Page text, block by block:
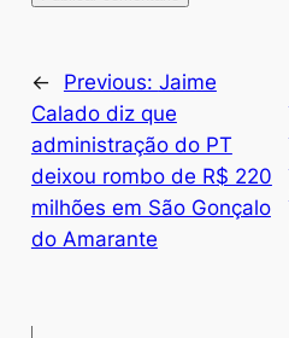
← Previous: Jaime
Calado diz que
administração do PT
deixou rombo de R$ 220
milhões em São Gonçalo
do Amarante